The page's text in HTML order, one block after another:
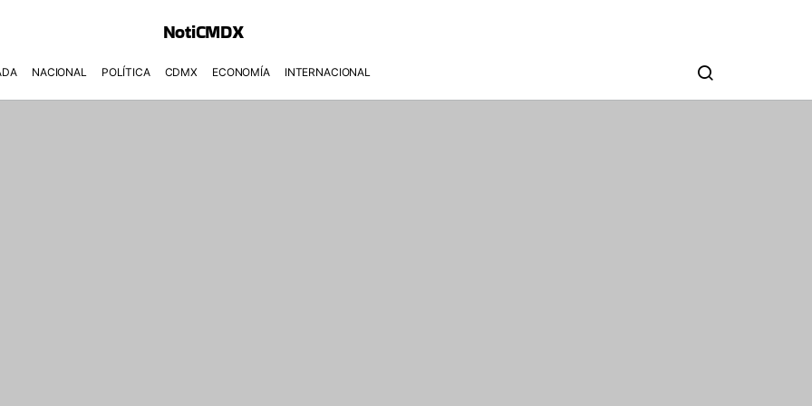
NotiCMDX
NACIONAL POLÍTICA CDMX ECONOMÍA INTERNACIONAL